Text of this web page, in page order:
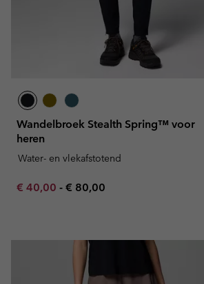
Wandelbroek Stealth Spring™ voor
heren
Water- en vlekafstotend
Minimum sale price:
€ 40,00 - Maximum price:
€ 80,00